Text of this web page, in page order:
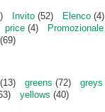
Invito (52) Elenco (4)
price (4) Promozionale
(69)
greens (72) greys
yellows (40)